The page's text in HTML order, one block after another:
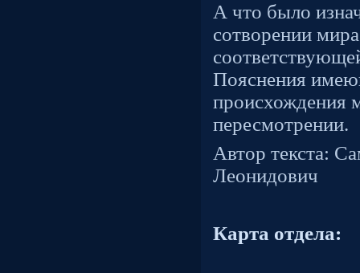
А что было
сотворении
Пояснения
происхождения
Автор текста:
Леонидович
Карта отдела: